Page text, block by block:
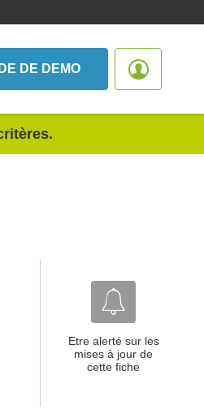
DE DEMO
Etre alerté sur les
mises à jour de
cette fiche